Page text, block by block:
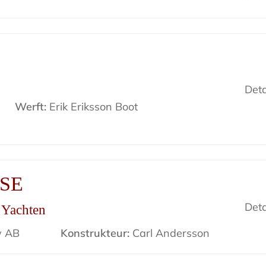
Werft:Erik Eriksson Boot
AB Konstrukteur:Carl Andersson